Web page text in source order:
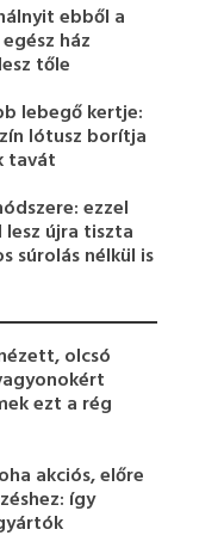
ebből a
ház
tőle
lebegő kertje:
lótusz borítja
tavát
ezzel
lesz újra tiszta
súrolás nélkül is
olcsó
ezt a rég
akciós, előre
így